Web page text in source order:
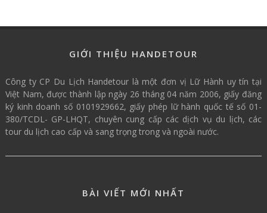
GIỚI THIỆU HANDETOUR
Công ty CP Du Lịch Handetour là một đơn vị Lữ Hành uy tín tại
Việt Nam, được thành lập ngày 26 tháng 04 năm 2006, giấy đăng
ký kinh doanh số 0101929662, giấy phép lữ hành quốc tế số 01-
380/TCDL- GP-LHQT, chuyên cung cấp các dịch vụ du lịch, các
tour du lịch cao cấp và sang trọng trong và ngoài nước.
BÀI VIẾT MỚI NHẤT